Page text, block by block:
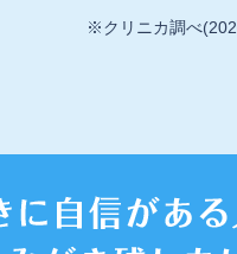
※クリニカ調べ